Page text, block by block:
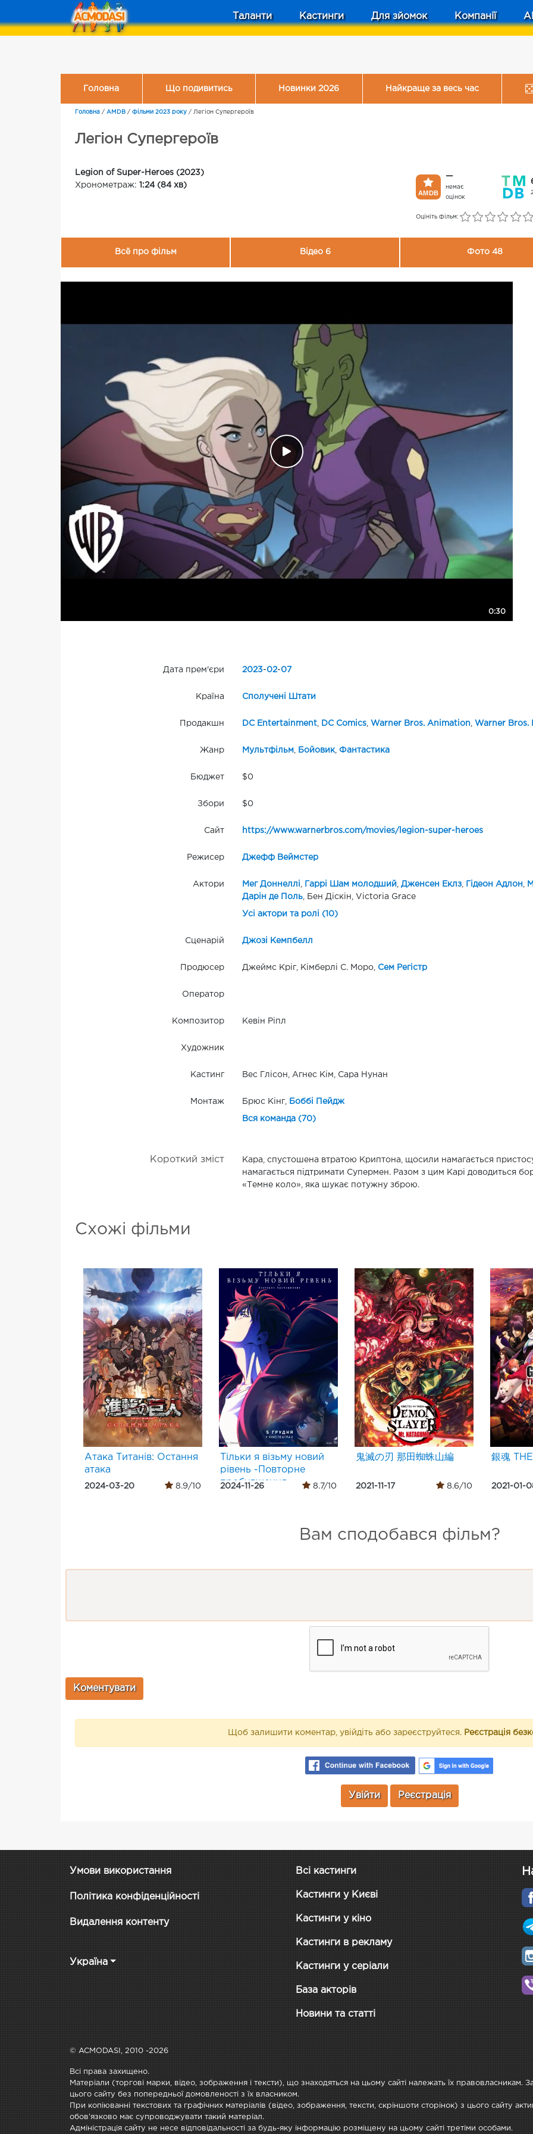
Таланти Кастинги Для зйомок Компанії
Головна Що подивитись Новинки 2026 Найкраще за весь час
Головна / AMDB / Фільми 2023 року / Легіон Супергероїв
Легіон Супергероїв
Legion of Super-Heroes (2023)
Хронометраж: 1:24 (84 хв)
—
немає
оцінок
Оцініть фільм:
Всё про фільм Відео 6 Фото 48
0:30
Дата прем'єри 2023-02-07
Країна Сполучені Штати
Продакшн DC Entertainment, DC Comics, Warner Bros. Animation Warner Bros.
Жанр Мультфільм, Бойовик, Фантастика
Бюджет $0
Збори $0
Сайт https://www.warnerbros.com/movies/legion-super-heroes
Режисер Джефф Веймстер
Актори Мег Доннеллі Гаррі Шам молодший Дженсен Еклз, Гідеон Адлон
Дарін де Поль, Бен Діскін, Victoria Grace
Усі актори та ролі (10)
Сценарій Джозі Кемпбелл
Продюсер Джеймс Кріг, Кімберлі С. Моро, Сем Регістр
Оператор
Композитор Кевін Ріпл
Художник
Кастинг Вес Глісон, Агнес Кім, Сара Нунан
Монтаж Брюс Кінг, Боббі Пейдж
Вся команда (70)
Короткий зміст
Кара, спустошена втратою Криптона, щосили намагається
намагається підтримати Супермен. Разом з цим Карі доводиться
«Темне коло», яка шукає потужну зброю.
Схожі фільми
Атака Титанів: Остання
атака
2024-03-20 8.9/10
Тільки я візьму новий
рівень -Повторне
пробудження-
2024-11-26 8.7/10
鬼滅の刃 那田蜘蛛山編
2021-11-17 8.6/10
銀魂
2021-01-
Вам сподобався фільм?
Щоб залишити коментар, увійдіть або зареєструйтеся. Реєстрація
Увійти Реєстрація
Умови використання
Політика конфіденційності
Видалення контенту
Україна
Всі кастинги
Кастинги у Києві
Кастинги у кіно
Кастинги в рекламу
Кастинги у серіали
База акторів
Новини та статті
© ACMODASI, 2010 -2026
Всі права захищено.
Матеріали (торгові марки, відео, зображення і тексти), що знаходяться на цьому сайті належать їх правовласникам.
цього сайту без попередньої домовленості з їх власником.
При копіюванні текстових та графічних матеріалів (відео, зображення, тексти, скріншоти сторінок) з цього сайту
обов'язково має супроводжувати такий матеріал.
Адміністрація сайту не несе відповідальності за будь-яку інформацію розміщену на цьому сайті третіми особами.